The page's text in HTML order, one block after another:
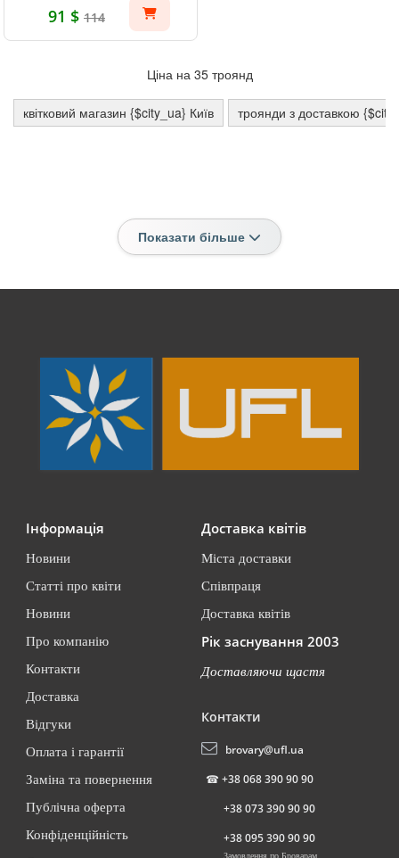
91 $ 114
Ціна на 35 троянд
квітковий магазин {$city_ua} Київ троянди з доставкою
Показати більше
Інформація
Новини
Статті про квіти
Новини
Про компанію
Контакти
Доставка
Відгуки
Оплата і гарантії
Заміна та повернення
Публічна оферта
Конфіденційність
Доставка квітів
Міста доставки
Співпраця
Доставка квітів
Рік заснування 2003
Доставляючи щастя
Контакти
brovary@ufl.ua
☎ +38 068 390 90 90
+38 073 390 90 90
+38 095 390 90 90
Замовлення по Броварам